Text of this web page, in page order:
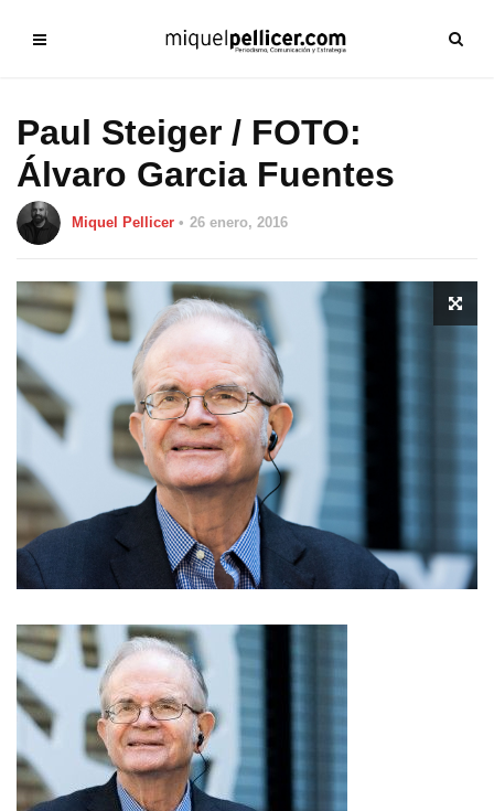
Paul Steiger / FOTO:
Álvaro Garcia Fuentes
Miquel Pellicer 26 enero, 2016